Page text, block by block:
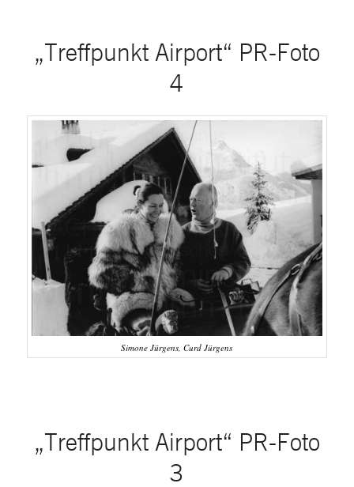
„Treffpunkt Airport“ PR-Foto
4
Simone Jürgens, Curd Jürgens
„Treffpunkt Airport“ PR-Foto
3